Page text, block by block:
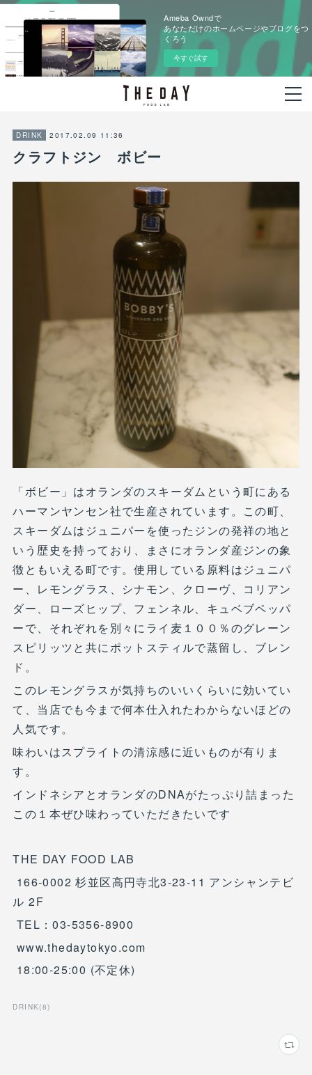
Ameba Owndで
あなただけのホームページやブログをつ
くろう
今すぐ試す
DRINK 2017.02.09 11:36
クラフトジン ボビー
「ボビー」はオランダのスキーダムという町にある
ハーマンヤンセン社で生産されています。この町、
スキーダムはジュニパーを使ったジンの発祥の地と
いう歴史を持っており、まさにオランダ産ジンの象
徴ともいえる町です。使用している原料はジュニパ
ー、レモングラス、シナモン、クローヴ、コリアン
ダー、ローズヒップ、フェンネル、キュベブペッパ
ーで、それぞれを別々にライ麦１００％のグレーン
スピリッツと共にポットスティルで蒸留し、ブレン
ド。
このレモングラスが気持ちのいいくらいに効いてい
て、当店でも今まで何本仕入れたわからないほどの
人気です。
味わいはスプライトの清涼感に近いものが有りま
す。
インドネシアとオランダのDNAがたっぷり詰まった
この１本ぜひ味わっていただきたいです
THE DAY FOOD LAB
166-0002 杉並区高円寺北3-23-11 アンシャンテビ
ル 2F
TEL：03-5356-8900
www.thedaytokyo.com
18:00-25:00 (不定休)
DRINK(8)